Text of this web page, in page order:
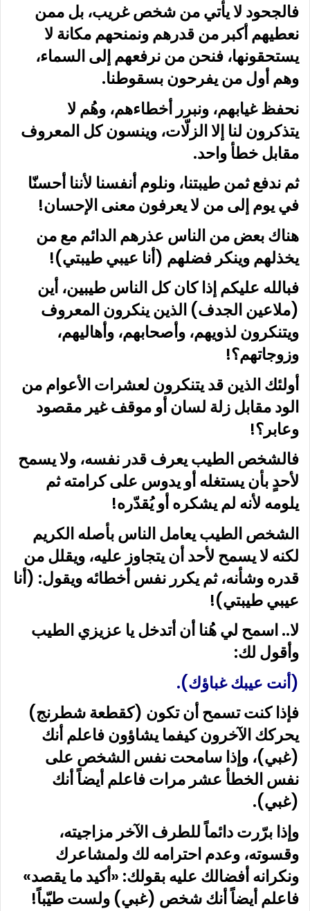
فالجحود لا يأتي من شخص غريب، بل ممن
نعطيهم أكبر من قدرهم ونمنحهم مكانة لا
يستحقونها، فنحن من نرفعهم إلى السماء،
وهم أول من يفرحون بسقوطنا.
نحفظ غيابهم، ونبرر أخطاءهم، وهُم لا
يتذكرون لنا إلا الزلّات، وينسون كل المعروف
مقابل خطأ واحد.
ثم ندفع ثمن طيبتنا، ونلوم أنفسنا لأننا أحسنّا
في يوم إلى من لا يعرفون معنى الإحسان!
هناك بعض من الناس عذرهم الدائم مع من
يخذلهم وينكر فضلهم (أنا عيبي طيبتي)!
فبالله عليكم إذا كان كل الناس طيبين، أين
(ملاعين الجدف) الذين ينكرون المعروف
ويتنكرون لذويهم، وأصحابهم، وأهاليهم،
وزوجاتهم؟!
أولئك الذين قد يتنكرون لعشرات الأعوام من
الود مقابل زلة لسان أو موقف غير مقصود
وعابر؟!
فالشخص الطيب يعرف قدر نفسه، ولا يسمح
لأحدٍ بأن يستغله أو يدوس على كرامته ثم
يلومه لأنه لم يشكره أو يُقدّره!
الشخص الطيب يعامل الناس بأصله الكريم
لكنه لا يسمح لأحد أن يتجاوز عليه، ويقلل من
قدره وشأنه، ثم يكرر نفس أخطائه ويقول: (أنا
عيبي طيبتي)!
لا.. اسمح لي هُنا أن أتدخل يا عزيزي الطيب
وأقول لك:
(أنت عيبك غباؤك).
فإذا كنت تسمح أن تكون (كقطعة شطرنج)
يحركك الآخرون كيفما يشاؤون فاعلم أنك
(غبي)، وإذا سامحت نفس الشخص على
نفس الخطأ عشر مرات فاعلم أيضاً أنك
(غبي).
وإذا برّرت دائماً للطرف الآخر مزاجيته،
وقسوته، وعدم احترامه لك ولمشاعرك
ونكرانه أفضالك عليه بقولك: «أكيد ما يقصد»
فاعلم أيضاً أنك شخص (غبي) ولست طيّباً!